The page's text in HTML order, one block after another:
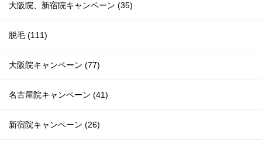
大阪院、新宿院キャンペーン (35)
脱毛 (111)
大阪院キャンペーン (77)
名古屋院キャンペーン (41)
新宿院キャンペーン (26)